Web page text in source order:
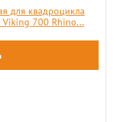
для квадроцикла
Viking 700 Rhino...